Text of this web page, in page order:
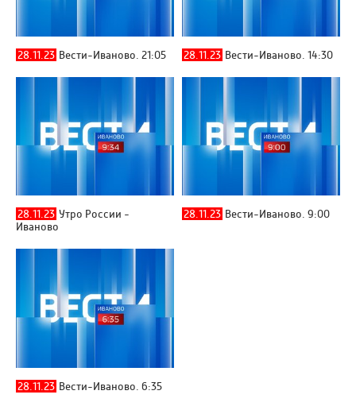
28.11.23 Вести-Иваново. 21:05 28.11.23 Вести-Иваново. 14:30
28.11.23 Утро России -
Иваново
28.11.23 Вести-Иваново. 9:00
28.11.23 Вести-Иваново. 6:35